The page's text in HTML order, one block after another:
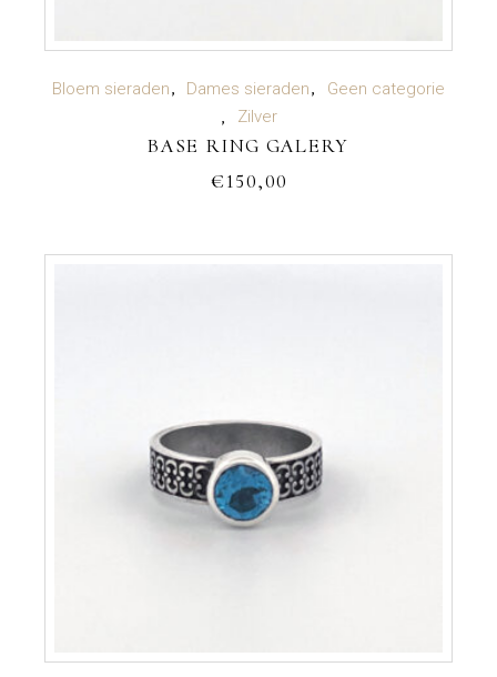
TOEVOEGEN AAN WINKELWAGEN
Bloem sieraden Dames sieraden
Geen categorie
Zilver
BASE RING GALERY
€150,00